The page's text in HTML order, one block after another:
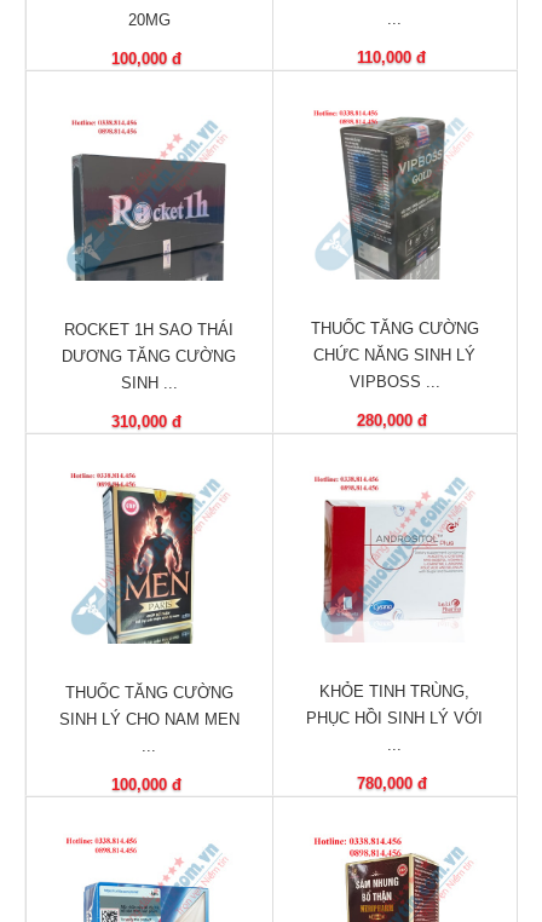
Dị
tiểu
đường
Sức
của
bé
mục
Tin
tức
Làm
đẹp
và
sức
Chăm
thuốc
20MG
100,000 đ 110,000 đ
ROCKET 1H SAO THÁI
DƯƠNG TĂNG CƯỜNG
SINH ...
310,000 đ
THUỐC TĂNG CƯỜNG
CHỨC NĂNG SINH LÝ
VIPBOSS ...
280,000 đ
THUỐC TĂNG CƯỜNG
SINH LÝ CHO NAM MEN
100,000 đ
KHỎE TINH TRÙNG,
PHỤC HỒI SINH LÝ VỚI
780,000 đ